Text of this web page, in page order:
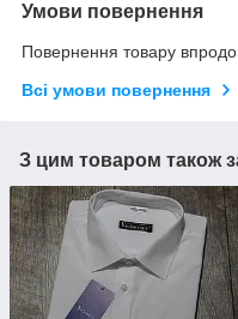
Умови повернення
Повернення товару
Всі умови повернення
З цим товаром також